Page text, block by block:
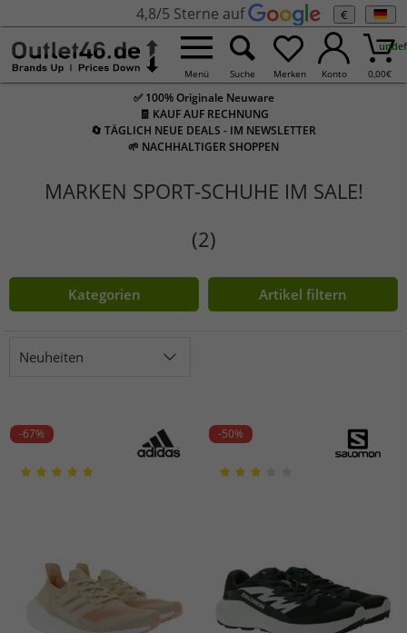
4,8/5 Sterne auf €
Menü Suche Merken Konto 0,00€
✅ 100% Originale Neuware
🧾 KAUF AUF RECHNUNG
🔄 TÄGLICH NEUE DEALS - IM NEWSLETTER
🌱 NACHHALTIGER SHOPPEN
MARKEN SPORT-SCHUHE IM SALE!
(2)
Kategorien Artikel filtern
Neuheiten
-67% -50%